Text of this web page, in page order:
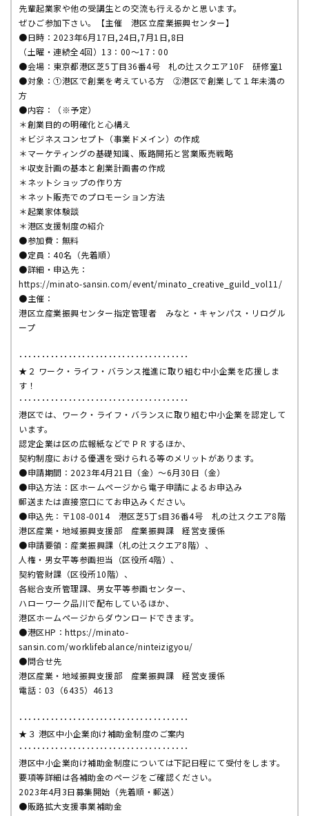
先輩起業家や他の受講生との交流も行えるかと思います。
ぜひご参加下さい。【主催 港区立産業振興センター】
●日時：2023年6月17日,24日,7月1日,8日
（土曜・連続全4回）13：00～17：00
●会場：東京都港区芝5丁目36番4号 札の辻スクエア10F 研修室1
●対象：①港区で創業を考えている方 ②港区で創業して１年未満の
方
●内容：（※予定）
＊創業目的の明確化と心構え
＊ビジネスコンセプト（事業ドメイン）の作成
＊マーケティングの基礎知識、販路開拓と営業販売戦略
＊収支計画の基本と創業計画書の作成
＊ネットショップの作り方
＊ネット販売でのプロモーション方法
＊起業家体験談
＊港区支援制度の紹介
●参加費：無料
●定員：40名（先着順）
●詳細・申込先：
https://minato-sansin.com/event/minato_creative_guild_vol11/
●主催：
港区立産業振興センター指定管理者 みなと・キャンパス・リログル
ープ
･･････････････････････････････････････
★２ ワーク・ライフ・バランス推進に取り組む中小企業を応援しま
す！
･･････････････････････････････････････
港区では、ワーク・ライフ・バランスに取り組む中小企業を認定して
います。
認定企業は区の広報紙などでＰＲするほか、
契約制度における優遇を受けられる等のメリットがあります。
●申請期間：2023年4月21日（金）～6月30日（金）
●申込方法：区ホームページから電子申請によるお申込み
郵送または直接窓口にてお申込みください。
●申込先：〒108-0014 港区芝5丁s目36番4号 札の辻スクエア8階
港区産業・地域振興支援部 産業振興課 経営支援係
●申請要領：産業振興課（札の辻スクエア8階）、
人権・男女平等参画担当（区役所4階）、
契約管財課（区役所10階）、
各総合支所管理課、男女平等参画センター、
ハローワーク品川で配布しているほか、
港区ホームページからダウンロードできます。
●港区HP：https://minato-
sansin.com/worklifebalance/ninteizigyou/
●問合せ先
港区産業・地域振興支援部 産業振興課 経営支援係
電話：03（6435）4613
･･････････････････････････････････････
★３ 港区中小企業向け補助金制度のご案内
･･････････････････････････････････････
港区中小企業向け補助金制度については下記日程にて受付をします。
要項等詳細は各補助金のページをご確認ください。
2023年4月3日募集開始（先着順・郵送）
●販路拡大支援事業補助金